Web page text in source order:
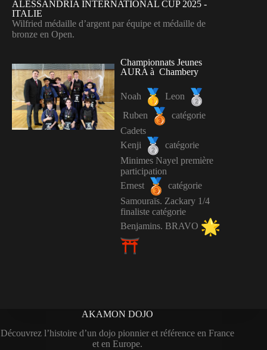
ALESSANDRIA INTERNATIONAL CUP 2025 -
ITALIE
Wilfried médaille d’argent par équipe et médaille de
bronze en Open.
Championnats Jeunes
AURA à Chambery
Noah
Leon
Ruben
catégorie
Cadets
Kenji
catégorie
Minimes Nayel première
participation
Ernest
catégorie
Samouraïs. Zackary 1/4
finaliste catégorie
Benjamins. BRAVO
AKAMON DOJO
Découvrez l’histoire d’un dojo pionnier et référence en France
et en Europe.